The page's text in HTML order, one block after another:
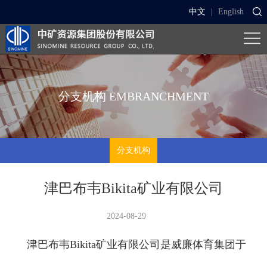
中文 English
分支机构 EMBRANCHMENT
分支机构
津巴布韦Bikita矿业有限公司
2024-08-29
津巴布韦Bikita矿业有限公司是威廉体育集团于